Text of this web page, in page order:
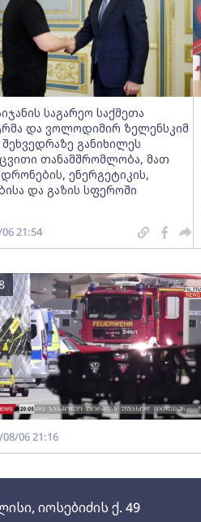
იოსებიძის ქ. 49
საგარეო საქმეთა
და ვოლოდიმირ ზელენსკიმ
შეხვედრაზე განიხილეს
თანამშრომლობა, მათ
ენერგეტიკის,
და გაზის სფეროში
21:54
08/06 21:16